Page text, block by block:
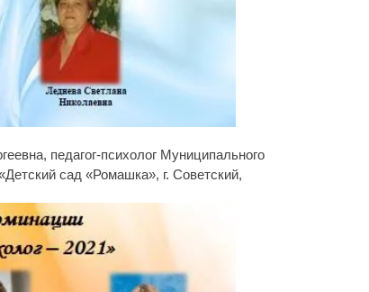
педагог-психолог Муниципального
сад «Ромашка», г. Советский,